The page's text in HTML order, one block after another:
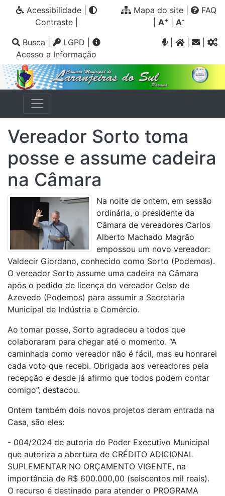
Acessibilidade|
Contraste|
Mapa do site
FAQ
A+ A-
Busca LGPD
Acesso a Informação
|
Vereador Sorto toma
posse e assume cadeira
na Câmara
Na noite de ontem, em sessão
ordinária, o presidente da
Câmara de vereadores Carlos
Alberto Machado Magrão
empossou um novo vereador:
Valdecir Giordano, conhecido como Sorto (Podemos).
O vereador Sorto assume uma cadeira na Câmara
após o pedido de licença do vereador Celso de
Azevedo (Podemos) para assumir a Secretaria
Municipal de Indústria e Comércio.
Ao tomar posse, Sorto agradeceu a todos que
colaboraram para chegar até o momento. “A
caminhada como vereador não é fácil, mas eu honrarei
cada voto que recebi. Obrigada aos vereadores pela
recepção e desde já afirmo que todos podem contar
comigo”, destacou.
Ontem também dois novos projetos deram entrada na
Casa, são eles:
- 004/2024 de autoria do Poder Executivo Municipal
que autoriza a abertura de CRÉDITO ADICIONAL
SUPLEMENTAR NO ORÇAMENTO VIGENTE, na
importância de R$ 600.000,00 (seiscentos mil reais).
O recurso é destinado para atender o PROGRAMA